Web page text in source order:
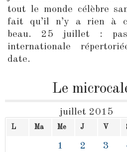
tout le monde célèbre
fait qu’il n’y a rien à
beau. 25 juillet :
internationale
date.
Le
juillet 2015
L Ma Me J V
1 2 3